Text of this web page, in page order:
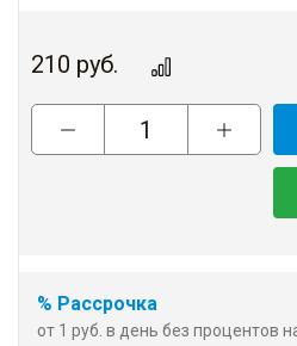
210 руб.
% Рассрочка
от 1 руб. в день без процентов